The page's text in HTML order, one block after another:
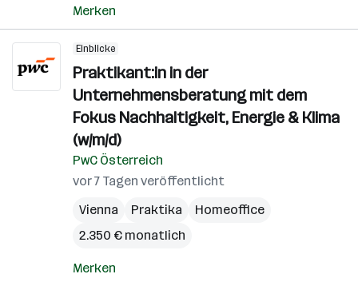
Merken
Einblicke
Praktikant:in in der
Unternehmensberatung mit dem
Fokus Nachhaltigkeit, Energie & Klima
(w/m/d)
PwC Österreich
vor 7 Tagen veröffentlicht
Vienna
Praktika
Homeoffice
2.350 € monatlich
Merken